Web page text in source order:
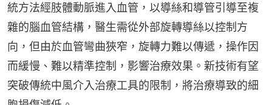
統方法經肢體動脈進入血管，以導絲和導管引導至複
雜的腦血管結構，醫生需從外部旋轉導絲以控制方
向，但由於血管彎曲狹窄，旋轉力難以傳遞，操作因
而緩慢、難以精準控制，影響治療效果。新技術有望
突破傳統中風介入治療工具的限制，將治療導致的細